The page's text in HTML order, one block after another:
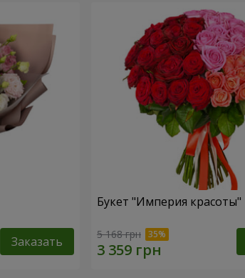
Заказать
Букет "Империя красоты"
5 168 грн